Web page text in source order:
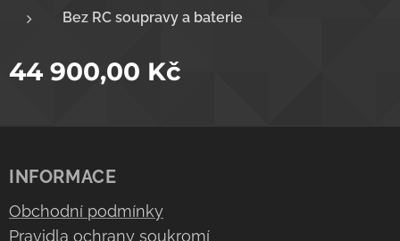
Bez RC soupravy a baterie
44 900,00 Kč
INFORMACE
Obchodní podmínky
Pravidla ochrany soukromí